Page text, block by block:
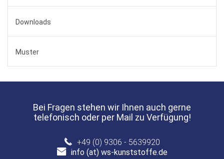
Downloads
Muster
Bei Fragen stehen wir Ihnen auch gerne
telefonisch oder per Mail zu Verfügung!
+49 (0) 9306 - 5639920
info (at) ws-kunststoffe.de